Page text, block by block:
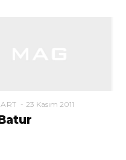
23 Kasım 2011